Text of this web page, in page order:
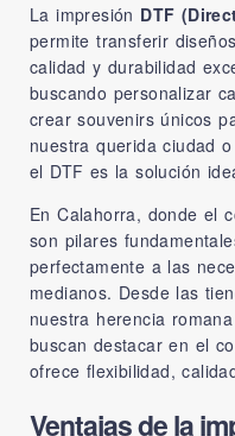
La impresión DTF
permite transferir
calidad y durabilidad
buscando personalizar
crear souvenirs únicos
nuestra querida ciudad
el DTF es la solución
En Calahorra, donde el
son pilares
perfectamente a las
medianos. Desde las
nuestra herencia
buscan destacar en el
ofrece flexibilidad,
Ventajas de la